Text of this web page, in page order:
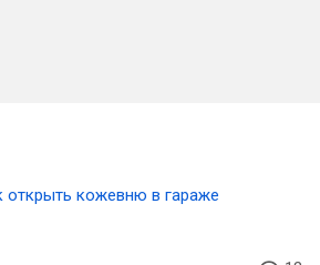
открыть кожевню в гараже